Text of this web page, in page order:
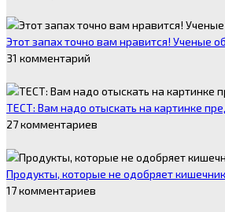
Этот запах точно вам нравится! Ученые
31 комментарий
ТЕСТ: Вам надо отыскать на картинке
27 комментариев
Продукты, которые не одобряет
17 комментариев